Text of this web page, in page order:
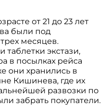
от 21 до 23 лет
были под
месяцев.
экстази,
в посылках рейса
они хранились в
Кишинева, где их
развозки по
забрать покупатели.